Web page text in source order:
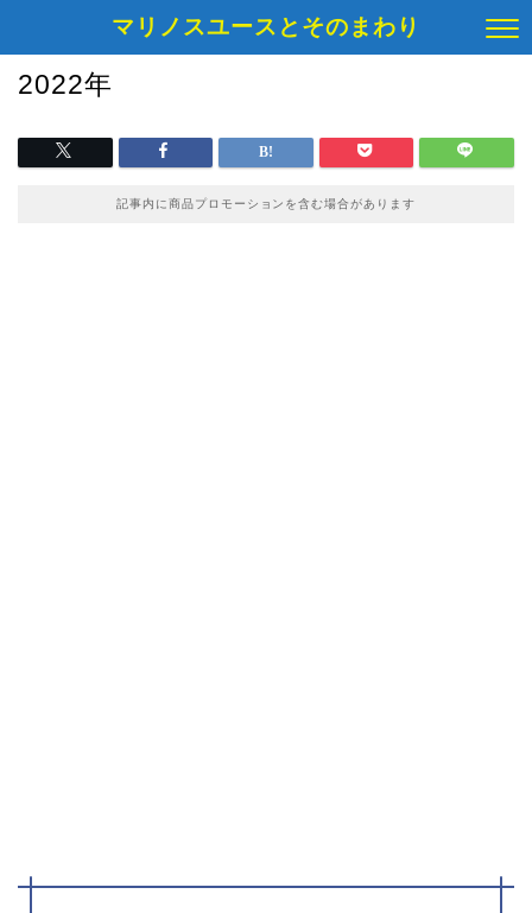
マリノスユースとそのまわり
2022年
記事内に商品プロモーションを含む場合があります